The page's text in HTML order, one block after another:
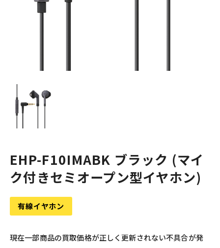
EHP-F10IMABK ブラック (マイ
ク付きセミオープン型イヤホン)
有線イヤホン
現在一部商品の買取価格が正しく更新されない不具合が発